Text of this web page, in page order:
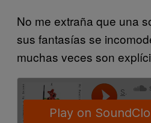
No me extraña que una
sus fantasías se
muchas veces son